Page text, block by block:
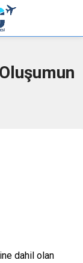
dahil olan